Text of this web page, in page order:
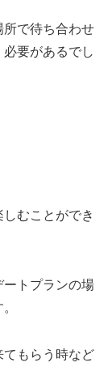
所で待ち合わせ
要があるでし
むことができ
トプランの場
もらう時など